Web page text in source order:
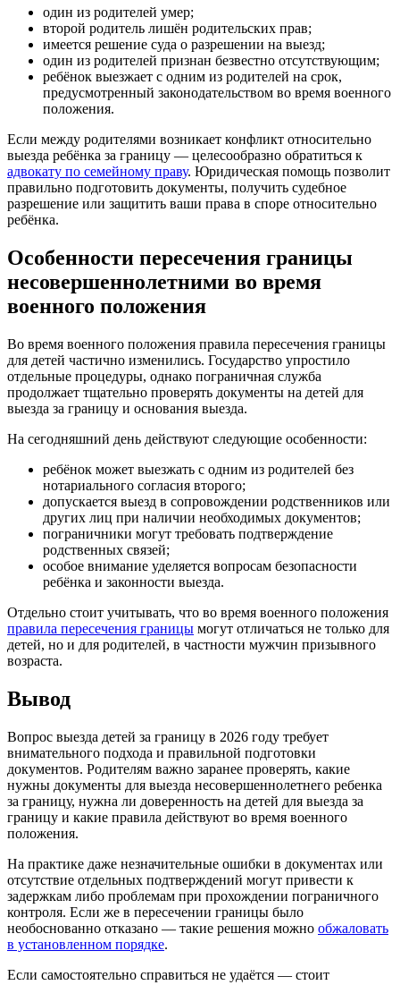
один из родителей умер;
второй родитель лишён родительских прав;
имеется решение суда о разрешении на выезд;
один из родителей признан безвестно отсутствующим;
ребёнок выезжает с одним из родителей на срок,
предусмотренный законодательством во время военного
положения.
Если между родителями возникает конфликт относительно
выезда ребёнка за границу — целесообразно обратиться к
адвокату по семейному праву. Юридическая помощь позволит
правильно подготовить документы, получить судебное
разрешение или защитить ваши права в споре относительно
ребёнка.
Особенности пересечения границы
несовершеннолетними во время
военного положения
Во время военного положения правила пересечения границы
для детей частично изменились. Государство упростило
отдельные процедуры, однако пограничная служба
продолжает тщательно проверять документы на детей для
выезда за границу и основания выезда.
На сегодняшний день действуют следующие особенности:
ребёнок может выезжать с одним из родителей без
нотариального согласия второго;
допускается выезд в сопровождении родственников или
других лиц при наличии необходимых документов;
пограничники могут требовать подтверждение
родственных связей;
особое внимание уделяется вопросам безопасности
ребёнка и законности выезда.
Отдельно стоит учитывать, что во время военного положения
правила пересечения границы могут отличаться не только для
детей, но и для родителей, в частности мужчин призывного
возраста.
Вывод
Вопрос выезда детей за границу в 2026 году требует
внимательного подхода и правильной подготовки
документов. Родителям важно заранее проверять, какие
нужны документы для выезда несовершеннолетнего ребенка
за границу, нужна ли доверенность на детей для выезда за
границу и какие правила действуют во время военного
положения.
На практике даже незначительные ошибки в документах или
отсутствие отдельных подтверждений могут привести к
задержкам либо проблемам при прохождении пограничного
контроля. Если же в пересечении границы было
необоснованно отказано — такие решения можно обжаловать
в установленном порядке.
Если самостоятельно справиться не удаётся — стоит